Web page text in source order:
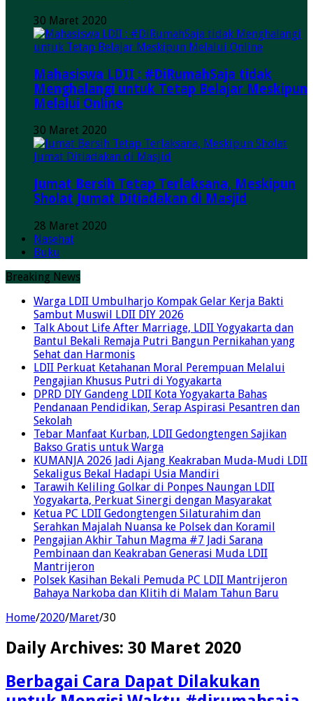
30 Maret 2020
Mahasiswa LDII : #DiRumahSaja tidak
Menghalangi untuk Tetap Belajar Meskipun
Melalui Online
30 Maret 2020
Jumat Bersih Tetap Terlaksana, Meskipun
Sholat Jumat Ditiadakan di Masjid
28 Maret 2020
Nasehat
Buku
Breaking News
Warga LDII Umbulharjo Kompak Gelar Kerja Bakti
Sambut Muswil LDII DIY 2026
Talk About Life After Marriage, LDII Yogyakarta dan
Bantul Bekali Remaja Putri Bangun Pernikahan yang
Sehat dan Harmonis
LDII Perkuat Ketahanan Moral Perempuan Melalui
Pengajian Khusus Putri di Yogyakarta
DPRD DIY Gandeng LDII Kota Yogyakarta Bahas
Pendanaan Pendidikan, Serap Aspirasi Pesantren dan
Sekolah
Tebar Manfaat Kurban, LDII Gedongtengen Sajikan
Bakso Gratis untuk Warga
KUMANJA 2026 Jadi Ajang Keakraban Muda-Mudi LDII
Sekaligus Bekal Hadapi Usia Mandiri
Tarawih Keliling Golkar di Ponpes Naungan LDII
Yogyakarta, Perkuat Sinergi dengan Masyarakat
Ketua PC LDII Gedongtengen Silaturahim dan
Serahkan Majalah Nuansa ke Polsek dan Koramil
Pengajian Akhir Tahun Magma #7 Jadi Sarana
Pembinaan dan Keakraban Generasi Muda LDII
Mantrijeron
Polsek Kasihan Bekali Pemuda PC LDII Mantrijeron
Bahaya Narkoba dan Klitih di Malam Tahun Baru
Home/2020/Maret/30
Daily Archives: 30 Maret 2020
Berbagai Cara Dapat Dilakukan